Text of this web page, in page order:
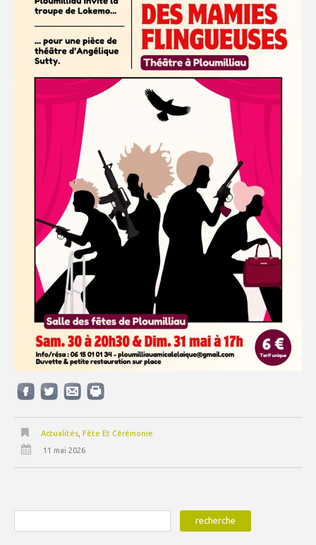
Actualités, Fête Et Cérémonie
11 mai 2026